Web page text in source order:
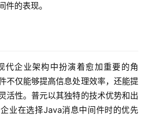
件的表现。
代企业架构中扮演着愈加重要的角
不仅能够提高信息处理效率，还能提
活性。普元以其独特的技术优势和出
业在选择Java消息中间件时的优先